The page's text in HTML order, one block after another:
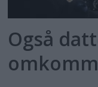
Også